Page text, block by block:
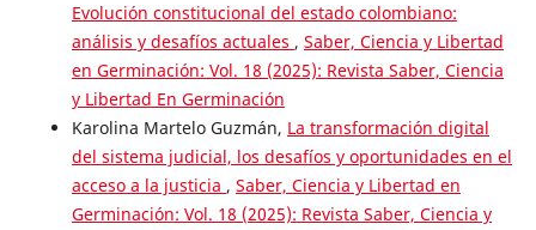
Evolución constitucional del estado colombiano:
análisis y desafíos actuales , Saber, Ciencia y Libertad
en Germinación: Vol. 18 (2025): Revista Saber, Ciencia
y Libertad En Germinación
Karolina Martelo Guzmán, La transformación digital
del sistema judicial, los desafíos y oportunidades en el
acceso a la justicia , Saber, Ciencia y Libertad en
Germinación: Vol. 18 (2025): Revista Saber, Ciencia y